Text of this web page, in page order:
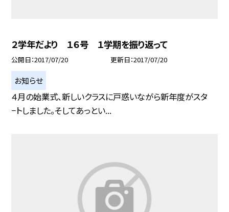
２学年だより １６号 １学期を振り返って
公開日 2017/07/20 更新日 2017/07/20
お知らせ
４月の始業式、新しいクラスに戸惑いながら新年度がスタ
−トしました。そしてあっとい...